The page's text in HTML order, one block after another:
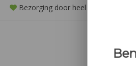
Bezorging door heel Europa